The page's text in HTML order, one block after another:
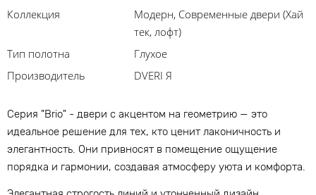
Коллекция
Модерн, Современные двери (Хай
тек, лофт)
Тип полотна
Глухое
Производитель
DVERI Я
Серия "Brio" - двери с акцентом на геометрию — это
идеальное решение для тех, кто ценит лаконичность и
элегантность. Они привносят в помещение ощущение
порядка и гармонии, создавая атмосферу уюта и комфорта.